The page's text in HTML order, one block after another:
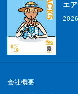
エ
会社概要